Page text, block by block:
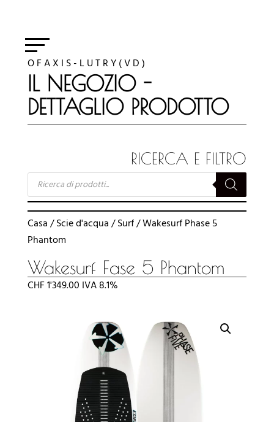
O F A X I S - L U T R Y ( V D )
IL NEGOZIO -
DETTAGLIO PRODOTTO
RICERCA E FILTRO
RICERCA
PRODOTTI
Casa /Scie d'acqua /Surf/ Wakesurf Phase 5
Phantom
Wakesurf Fase 5 Phantom
CHF1'349.00 IVA 8.1%